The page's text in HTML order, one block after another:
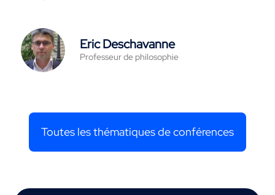
Eric Deschavanne
Professeur de philosophie
Toutes les thématiques de conférences